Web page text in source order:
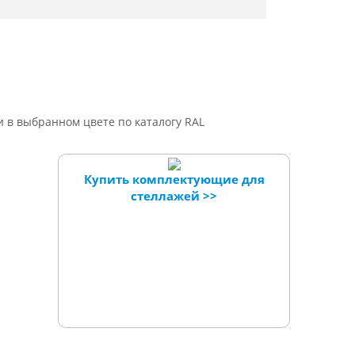
выбранном цвете по каталогу RAL
Купить комплектующие для
стеллажей >>